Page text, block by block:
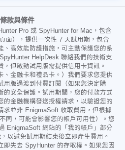
款與條件
Pro 或 SpyHunter for Mac，包含
面），提供一次性 7 天試用期，包含
、高效能防護措施，可主動保護您的系
HelpDesk 聯絡我們的技術支
但啟動試用版需提供信用卡資訊。
、金融卡和禮品卡。）我們要求您提供
用版過渡到付費訂閱（如果您決定購
的安全保護。試用期間，您的付款方式
的金融機構發送授權請求，以驗證您的
求並非 EnigmaSoft 收取費用，但根據
同，可能會影響您的帳戶可用性）。您
EnigmaSoft 網站的「我的帳戶」部分
以避免試用期結束後立即產生費用。
即失去 SpyHunter 的存取權。如果您因